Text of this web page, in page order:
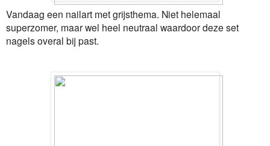
Vandaag een nailart met grijsthema. Niet helemaal
superzomer, maar wel heel neutraal waardoor deze set
nagels overal bij past.